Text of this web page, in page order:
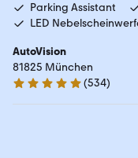
Parking Assistant
LED
AutoVision
81825 München
4.9 Sterne
(534)